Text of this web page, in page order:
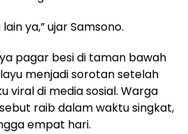
ya,” ujar Samsono.
pagar besi di taman bawah
menjadi sorotan setelah
viral di media sosial. Warga
raib dalam waktu singkat,
empat hari.